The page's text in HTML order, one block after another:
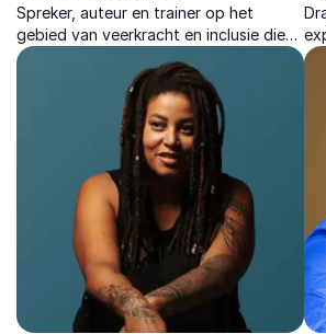
Spreker, auteur en trainer op het
gebied van veerkracht en inclusie die
organisaties leert sterker te worden
door verandering bewust te omarmen.